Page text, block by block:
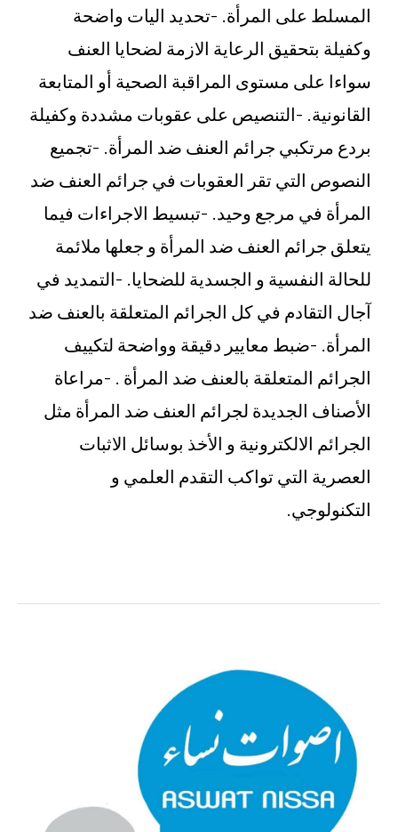
المسلط على المرأة. -تحديد اليات واضحة
وكفيلة بتحقيق الرعاية الازمة لضحايا العنف
سواءا على مستوى المراقبة الصحية أو المتابعة
القانونية. -التنصيص على عقوبات مشددة وكفيلة
بردع مرتكبي جرائم العنف ضد المرأة. -تجميع
النصوص التي تقر العقوبات في جرائم العنف ضد
المرأة في مرجع وحيد. -تبسيط الاجراءات فيما
يتعلق جرائم العنف ضد المرأة و جعلها ملائمة
للحالة النفسية و الجسدية للضحايا. -التمديد في
آجال التقادم في كل الجرائم المتعلقة بالعنف ضد
المرأة. -ضبط معايير دقيقة وواضحة لتكييف
الجرائم المتعلقة بالعنف ضد المرأة . -مراعاة
الأصناف الجديدة لجرائم العنف ضد المرأة مثل
الجرائم الالكترونية و الأخذ بوسائل الاثبات
العصرية التي تواكب التقدم العلمي و
التكنولوجي.